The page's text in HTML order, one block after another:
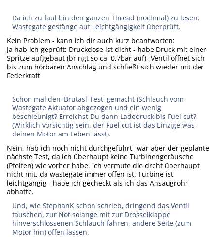
Da ich zu faul bin den ganzen Thread (nochmal) zu lesen:
Wastegate gestänge auf Leichtgängigkeit überprüft.
Kein Problem - kann ich dir auch kurz beantworten:
Ja hab ich geprüft; Druckdose ist dicht - habe Druck mit einer
Spritze aufgebaut (bringt so ca. 0,7bar auf) -Ventil öffnet sich
bis zum hörbaren Anschlag und schließt sich wieder mit der
Federkraft
Schon mal den 'Brutasl-Test' gemacht (Schlauch vom
Wastegate Aktuator abgezogen und ein wenig
beschleunigt? Erreichst Du dann Ladedruck bis Fuel cut?
(Wirklich vorsichtig sein, der Fuel cut ist das Einzige was
deinen Motor am Leben lässt).
Nein, hab ich noch nicht durchgeführt- war aber der geplante
nächste Test, da ich überhaupt keine Turbinengeräusche
(Pfeifen) wie vorher habe. Ich vermute die dreht überhaupt
nicht mit, da wastegate immer offen ist. Turbine ist
leichtgängig - habe ich gecheckt als ich das Ansaugrohr
abhatte.
Und, wie StephanK schon schrieb, dringend das Ventil
tauschen, zur Not solange mit zur Drosselklappe
hinverschlossenen Schlauch fahren, andere Seite (zum
Motor hin) offen lassen.